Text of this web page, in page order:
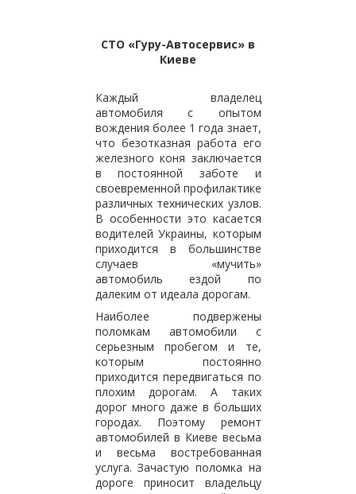
СТО «Гуру-Автосервис» в
Киеве
Каждый владелец
автомобиля с опытом
вождения более 1 года знает,
что безотказная работа его
железного коня заключается
в постоянной заботе и
своевременной профилактике
различных технических узлов.
В особенности это касается
водителей Украины, которым
приходится в большинстве
случаев «мучить»
автомобиль ездой по
далеким от идеала дорогам.
Наиболее подвержены
поломкам автомобили с
серьезным пробегом и те,
которым постоянно
приходится передвигаться по
плохим дорогам. А таких
дорог много даже в больших
городах. Поэтому ремонт
автомобилей в Киеве весьма
и весьма востребованная
услуга. Зачастую поломка на
дороге приносит владельцу